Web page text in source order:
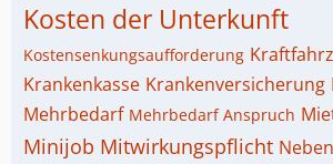
Kosten der Unterkunft
Kostensenkungsaufforderung
Krankenkasse Krankenversicherung
Mehrbedarf Mehrbedarf Anspruch
Minijob Mitwirkungspflicht